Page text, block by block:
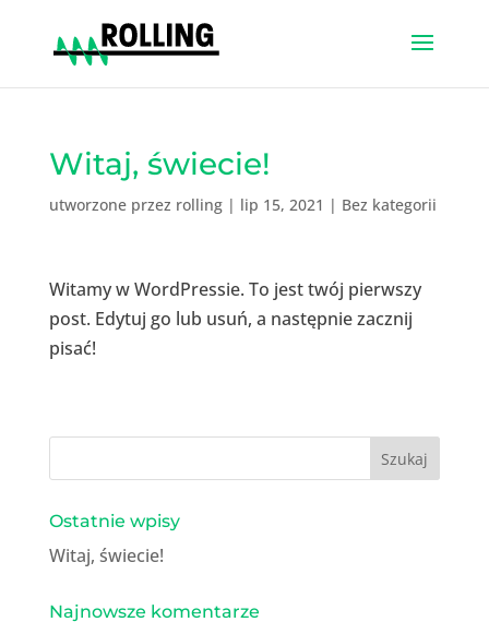
Witaj, świecie!
utworzone przez rolling| lip 15, 2021 | Bez kategorii
Witamy w WordPressie. To jest twój pierwszy
post. Edytuj go lub usuń, a następnie zacznij
pisać!
Ostatnie wpisy
Witaj, świecie!
Najnowsze komentarze